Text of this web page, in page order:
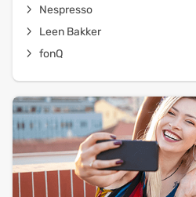
Nespresso
Leen Bakker
fonQ